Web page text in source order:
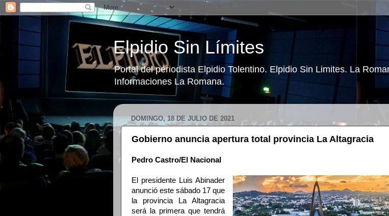
Elpidio Sin Límites
Portal del periodista Elpidio Tolentino. Elpidio Sin Limites. La
Informaciones La Romana.
DOMINGO, 18 DE JULIO DE 2021
Gobierno anuncia apertura total provincia La Altagracia
Pedro Castro/El Nacional
El presidente Luis Abinader
anunció este sábado 17 que
la provincia La Altagracia
será la primera que tendrá